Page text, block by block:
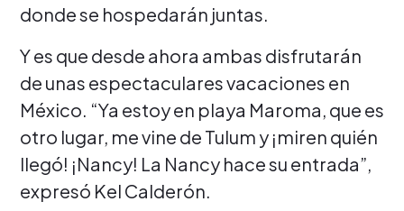
donde se hospedarán juntas.
Y es que desde ahora ambas disfrutarán
de unas espectaculares vacaciones en
México. “Ya estoy en playa Maroma, que es
otro lugar, me vine de Tulum y ¡miren quién
llegó! ¡Nancy! La Nancy hace su entrada”,
expresó Kel Calderón.